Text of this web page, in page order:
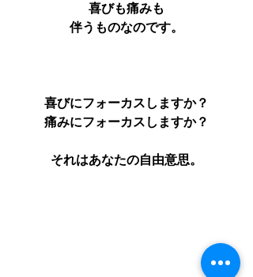
喜びも痛みも
伴うものなのです。
喜びにフォーカスしますか？
痛みにフォーカスしますか？
それはあなたの自由意思。